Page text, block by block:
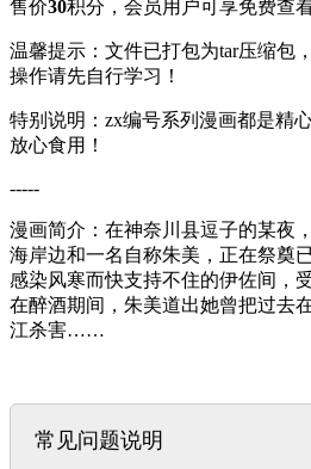
售价30积分 ，会员用户可享免费查
温馨提示：文件已打包为tar压缩包
操作请先自行学习！
特别说明：zx编号系列漫画都是精
放心食用！
-----
漫画简介：在神奈川县逗子的某夜
海岸边和一名自称朱美，正在祭奠
感染风寒而快支持不住的伊佐间，
在醉酒期间，朱美道出她曾把过去
江杀害……
常见问题说明